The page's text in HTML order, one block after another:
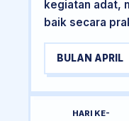
kegiatan adat,
baik secara
BULAN APRIL
HARI KE-